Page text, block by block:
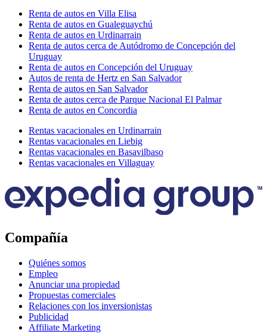
Renta de autos en Villa Elisa
Renta de autos en Gualeguaychú
Renta de autos en Urdinarrain
Renta de autos cerca de Autódromo de Concepción del
Uruguay
Renta de autos en Concepción del Uruguay
Autos de renta de Hertz en San Salvador
Renta de autos en San Salvador
Renta de autos cerca de Parque Nacional El Palmar
Renta de autos en Concordia
Rentas vacacionales en Urdinarrain
Rentas vacacionales en Liebig
Rentas vacacionales en Basavilbaso
Rentas vacacionales en Villaguay
Compañía
Quiénes somos
Empleo
Anunciar una propiedad
Propuestas comerciales
Relaciones con los inversionistas
Publicidad
Affiliate Marketing